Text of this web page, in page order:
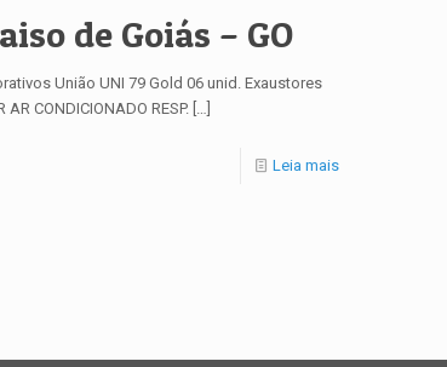
de Goiás – GO
União UNI 79 Gold 06 unid. Exaustores
CONDICIONADO RESP.[…]
Leia mais